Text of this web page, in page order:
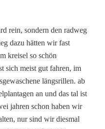
rein, sondern den radweg
dazu hätten wir fast
kreisel so schön
sich meist gut fahren, im
längsrillen. ab
an und das tal ist
jahren schon haben wir
nur sind wir diesmal